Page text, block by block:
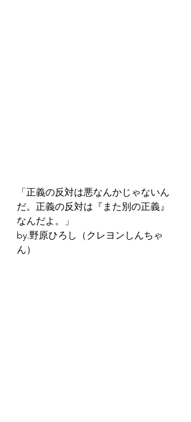
「正義の反対は悪なんかじゃないん
だ。正義の反対は『また別の正義』
なんだよ。」
by.野原ひろし（クレヨンしんちゃ
ん）